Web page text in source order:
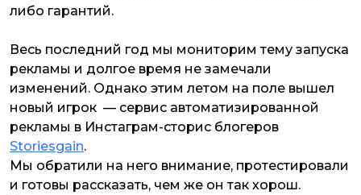
либо гарантий.
Весь последний год мы мониторим тему запуска
рекламы и долгое время не замечали
изменений. Однако этим летом на поле вышел
новый игрок — сервис автоматизированной
рекламы в Инстаграм-сторис блогеров
Storiesgain.
Мы обратили на него внимание, протестировали
и готовы рассказать, чем же он так хорош.